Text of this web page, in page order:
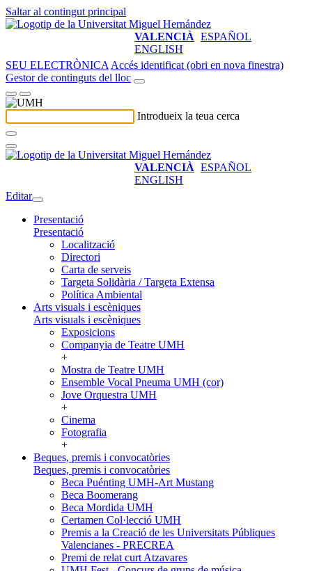
Saltar al contingut principal
VALENCIÀ ESPAÑOL
ENGLISH
SEU ELECTRÒNICA Accés identificat (obri en nova finestra)
Gestor de continguts del lloc
Introdueix la teua cerca
VALENCIÀ ESPAÑOL
ENGLISH
Editar
Presentació
Presentació
Localització
Directori
Carta de serveis
Targeta Solidària / Targeta Extensa
Política Ambiental
Arts visuals i escèniques
Arts visuals i escèniques
Exposicions
Companyia de Teatre UMH
+
Mostra de Teatre UMH
Ensemble Vocal Pneuma UMH (cor)
Jove Orquestra UMH
+
Cinema
Fotografia
+
Beques, premis i convocatòries
Beques, premis i convocatòries
Beca Puénting UMH-Art Mustang
Beca Boomerang
Beca Mordida UMH
Certamen Col·lecció UMH
Premis a la Creació de les Universitats Públiques
Valencianes - PRECREA
Premi de relat curt Atzavares